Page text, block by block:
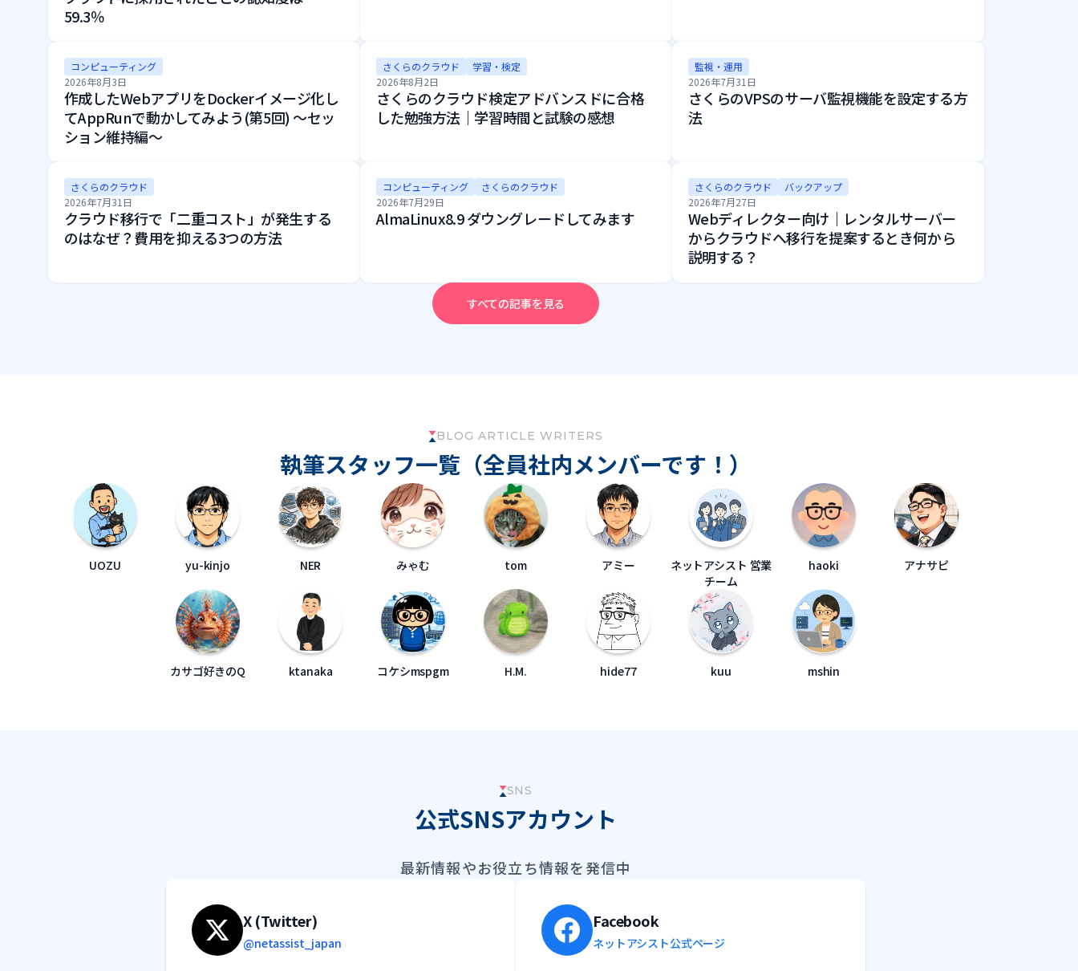
59.3％
コンピューティング
2026年8月3日
作成したWebアプリをDockerイメージ化し
てAppRunで動かしてみよう(第5回) ～セッ
ション維持編～
さくらのクラウド
学習・検定
2026年8月2日
さくらのクラウド検定アドバンスドに合格
した勉強方法｜学習時間と試験の感想
監視・運用
2026年7月31日
さくらのVPSのサーバ監視機能を設定する方
法
さくらのクラウド
2026年7月31日
クラウド移行で「二重コスト」が発生する
のはなぜ？費用を抑える3つの方法
コンピューティング
さくらのクラウド
2026年7月29日
AlmaLinux8.9 ダウングレードしてみます
さくらのクラウド
バックアップ
2026年7月27日
Webディレクター向け｜レンタルサーバー
からクラウドへ移行を提案するとき何から
説明する？
すべての記事を見る
BLOG ARTICLE WRITERS
執筆スタッフ一覧（全員社内メンバーです！）
UOZU yu-kinjo NER みゃむ tom アミー
ネットアシスト 営業
チーム
haoki アナサピ
カサゴ好きのQ ktanaka コケシmspgm H.M. hide77 kuu mshin
SNS
公式SNSアカウント
最新情報やお役立ち情報を発信中
X (Twitter)
@netassist_japan
Facebook
ネットアシスト公式ページ